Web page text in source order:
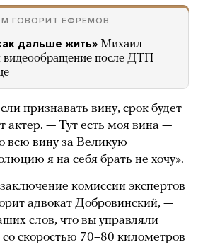
ГОВОРИТ ЕФРЕМОВ
дальше жить» Михаил
видеообращение после ДТП
признавать вину, срок будет
актер. — Тут есть моя вина —
всю вину за Великую
я на себя брать не хочу».
комиссии экспертов
адвокат Добровинский, —
слов, что вы управляли
скоростью 70–80 километров